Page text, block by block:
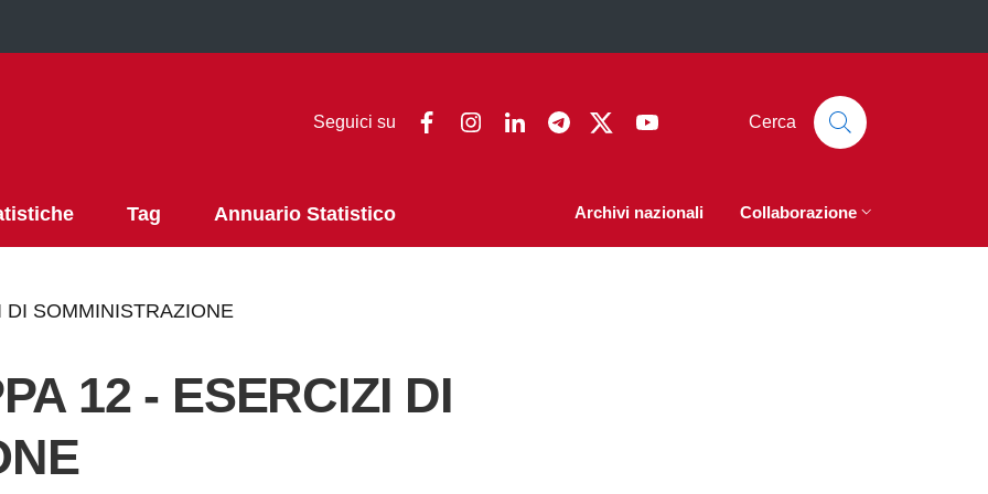
Seguici su FacebookInstagramLinkedinTelegram
Twitter Cerca
Tag Annuario Statistico Archivi nazionali Collaborazione
DI SOMMINISTRAZIONE
12 - ESERCIZI DI